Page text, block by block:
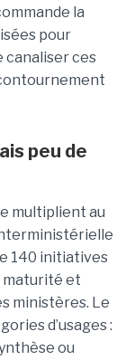
la
pour
canaliser ces
peu de
multiplient au
140 initiatives
maturité et
ministères. Le
d’usages :
ou